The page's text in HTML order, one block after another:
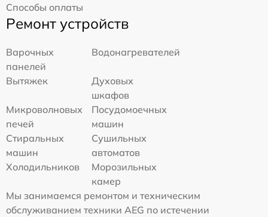
Способы оплаты
Ремонт устройств
Варочных
панелей
Водонагревателей
Вытяжек
Духовых
шкафов
Микроволновых
печей
Посудомоечных
машин
Стиральных
машин
Сушильных
автоматов
Холодильников
Морозильных
камер
Мы занимаемся ремонтом и техническим
обслуживанием техники AEG по истечении